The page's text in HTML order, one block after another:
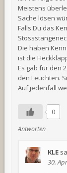
Meistens
Sache lösen
Falls Du das
Die haben
ist die
Es gab für den
den Leuchten.
Auf jedenfall
0
Antworten
KLE
30.